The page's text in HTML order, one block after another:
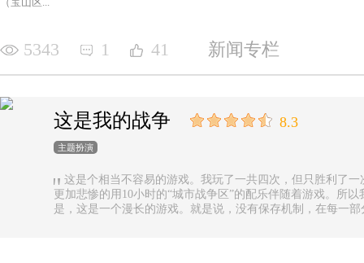
5343 1 41 新闻专栏
这是我的战争 8.3
主题扮演
这是个相当不容易的游戏。我玩了一共四次，但只胜利了
更加悲惨的用10小时的“城市战争区”的配乐伴随着游戏。所
是，这是一个漫长的游戏。就是说，没有保存机制，在每一